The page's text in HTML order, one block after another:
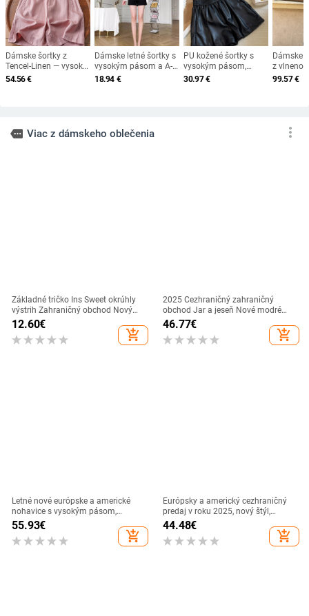
Dámske šortky z
Tencel-Linen — vysoký
pás, tenké,
54.56€
Dámske letné šortky s
vysokým pásom a A-
liniou — polyester,
18.94 €
PU kožené šortky s
vysokým pásom,
krajkový lem, strih A-
30.97€
Dámske
z vlneno-
zmesi,
99.57€
more Viac z dámskeho oblečenia
Základné tričko Ins Sweet okrúhly
výstrih Zahraničný obchod Nový
outfit Dámske potlačené módne
internetové celebrity horúce
dochádzajúce tričko s krátkym
12.60€
add_shopping_cart
2025 Cezhraničný zahraničný
obchod Jar a jeseň Nové modré
vysoké pásové voľné rovné
nohavice zoštíhľujúce univerzálne
džínsy
46.77€
add_shopping_cart
Letné nové európske a americké
nohavice s vysokým pásom,
cezhraničná móda s šikmým
golierom a odhalenými ramenami z
roku 2024, letné, s potlačou,
55.93€
add_shopping_cart
Európsky a americký cezhraničný
predaj v roku 2025, nový štýl,
košeľa s raw edge, džínsová ležérna
voľná bunda
44.48€
add_shopping_cart
more_vert